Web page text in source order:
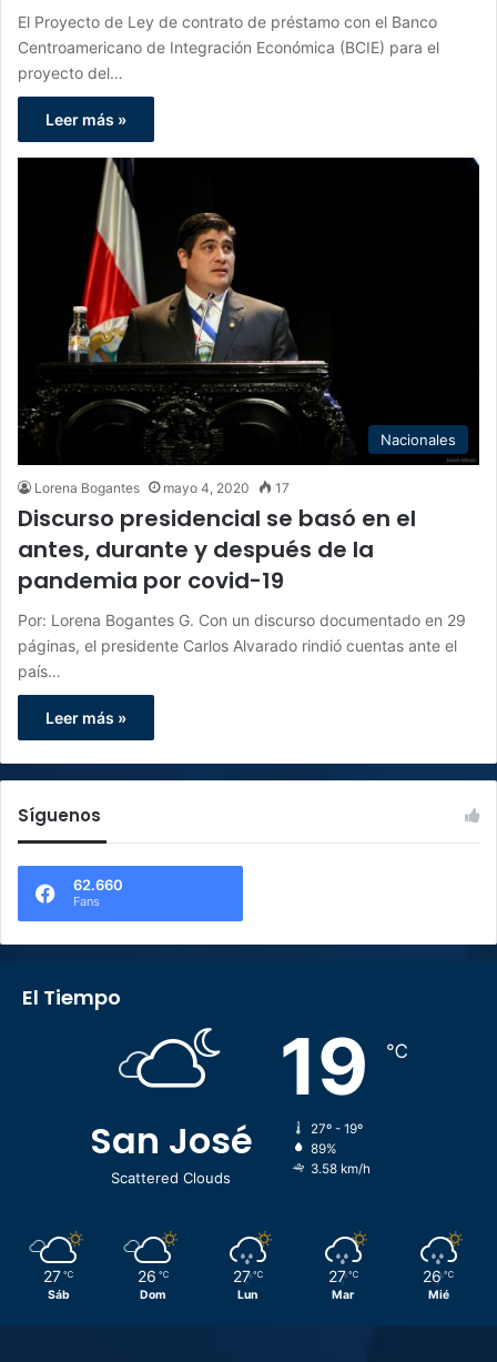
El Proyecto de Ley de contrato de préstamo con el Banco
Centroamericano de Integración Económica (BCIE) para el
proyecto del…
Leer más »
Nacionales
Lorena Bogantes mayo 4, 2020 17
Discurso presidencial se basó en el
antes, durante y después de la
pandemia por covid-19
Por: Lorena Bogantes G. Con un discurso documentado en 29
páginas, el presidente Carlos Alvarado rindió cuentas ante el
país…
Leer más »
Síguenos
62.660
Fans
El Tiempo
San José
Scattered Clouds
19 ℃
27º - 19º
89%
3.58 km/h
27 ℃
Sáb
26 ℃
Dom
27 ℃
Lun
27 ℃
Mar
26 ℃
Mié